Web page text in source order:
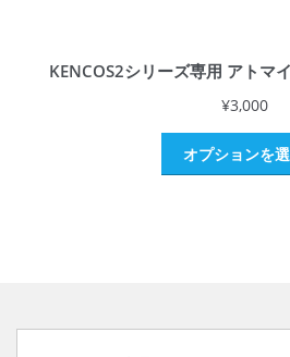
KENCOS2シリーズ専用 アトマ
¥3,000
オプションを